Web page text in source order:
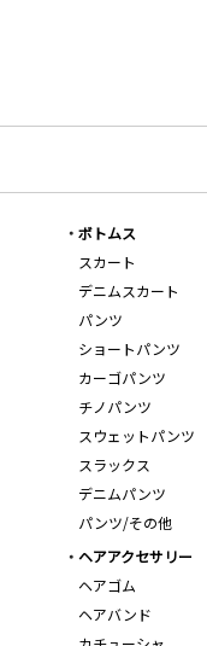
ボトムス
スカート
デニムスカート
パンツ
ショートパンツ
カーゴパンツ
チノパンツ
スウェットパンツ
スラックス
デニムパンツ
パンツ/その他
ヘアアクセサリー
ヘアゴム
ヘアバンド